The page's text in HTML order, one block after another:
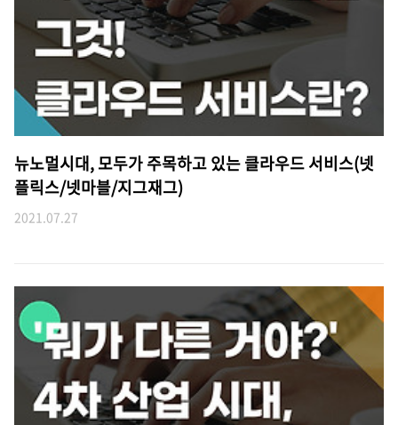
뉴노멀시대, 모두가 주목하고 있는 클라우드 서비스(넷
플릭스/넷마블/지그재그)
2021.07.27